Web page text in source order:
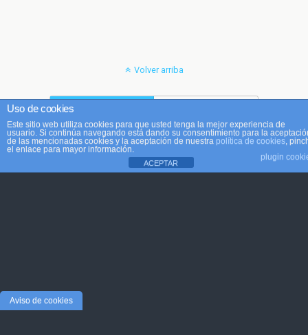
Volver arriba
Móvil Escritorio
Uso de cookies
Este sitio web utiliza cookies para que usted tenga la mejor experiencia de
usuario. Si continúa navegando está dando su consentimiento para la
de las mencionadas cookies y la aceptación de nuestra política de cookies,
el enlace para mayor información.
plugin
ACEPTAR
Aviso de cookies